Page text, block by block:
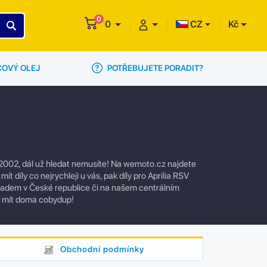
0 0 CZ Kč
OLEJ POTŘEBUJETE PORADIT?
dál už hledat nemusíte! Na wemoto.cz najdete
díly co nejrychleji u vás, pak díly pro Aprilia RSV
v České republice či na našem centrálním
doma cobydup!
Obchodní podmínky